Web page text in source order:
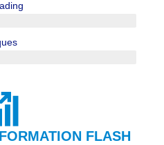
FLASH